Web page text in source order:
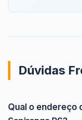
Dúvidas
Qual o endereço